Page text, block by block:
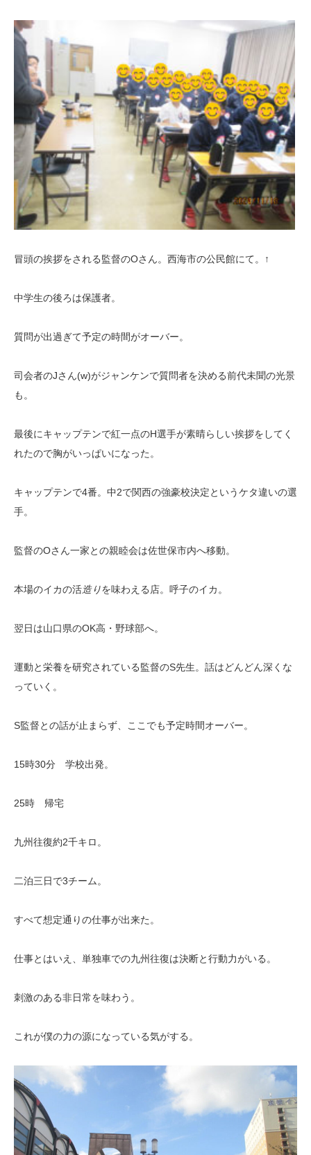
冒頭の挨拶をされる監督のOさん。西海市の公民館にて。↑
中学生の後ろは保護者。
質問が出過ぎて予定の時間がオーバー。
司会者のJさん(w)がジャンケンで質問者を決める前代未聞の光景
も。
最後にキャップテンで紅一点のH選手が素晴らしい挨拶をしてく
れたので胸がいっぱいになった。
キャップテンで4番。中2で関西の強豪校決定というケタ違いの選
手。
監督のOさん一家との親睦会は佐世保市内へ移動。
本場のイカの活造りを味わえる店。呼子のイカ。
翌日は山口県のOK高・野球部へ。
運動と栄養を研究されている監督のS先生。話はどんどん深くな
っていく。
S監督との話が止まらず、ここでも予定時間オーバー。
15時30分 学校出発。
25時 帰宅
九州往復約2千キロ。
二泊三日で3チーム。
すべて想定通りの仕事が出来た。
仕事とはいえ、単独車での九州往復は決断と行動力がいる。
刺激のある非日常を味わう。
これが僕の力の源になっている気がする。